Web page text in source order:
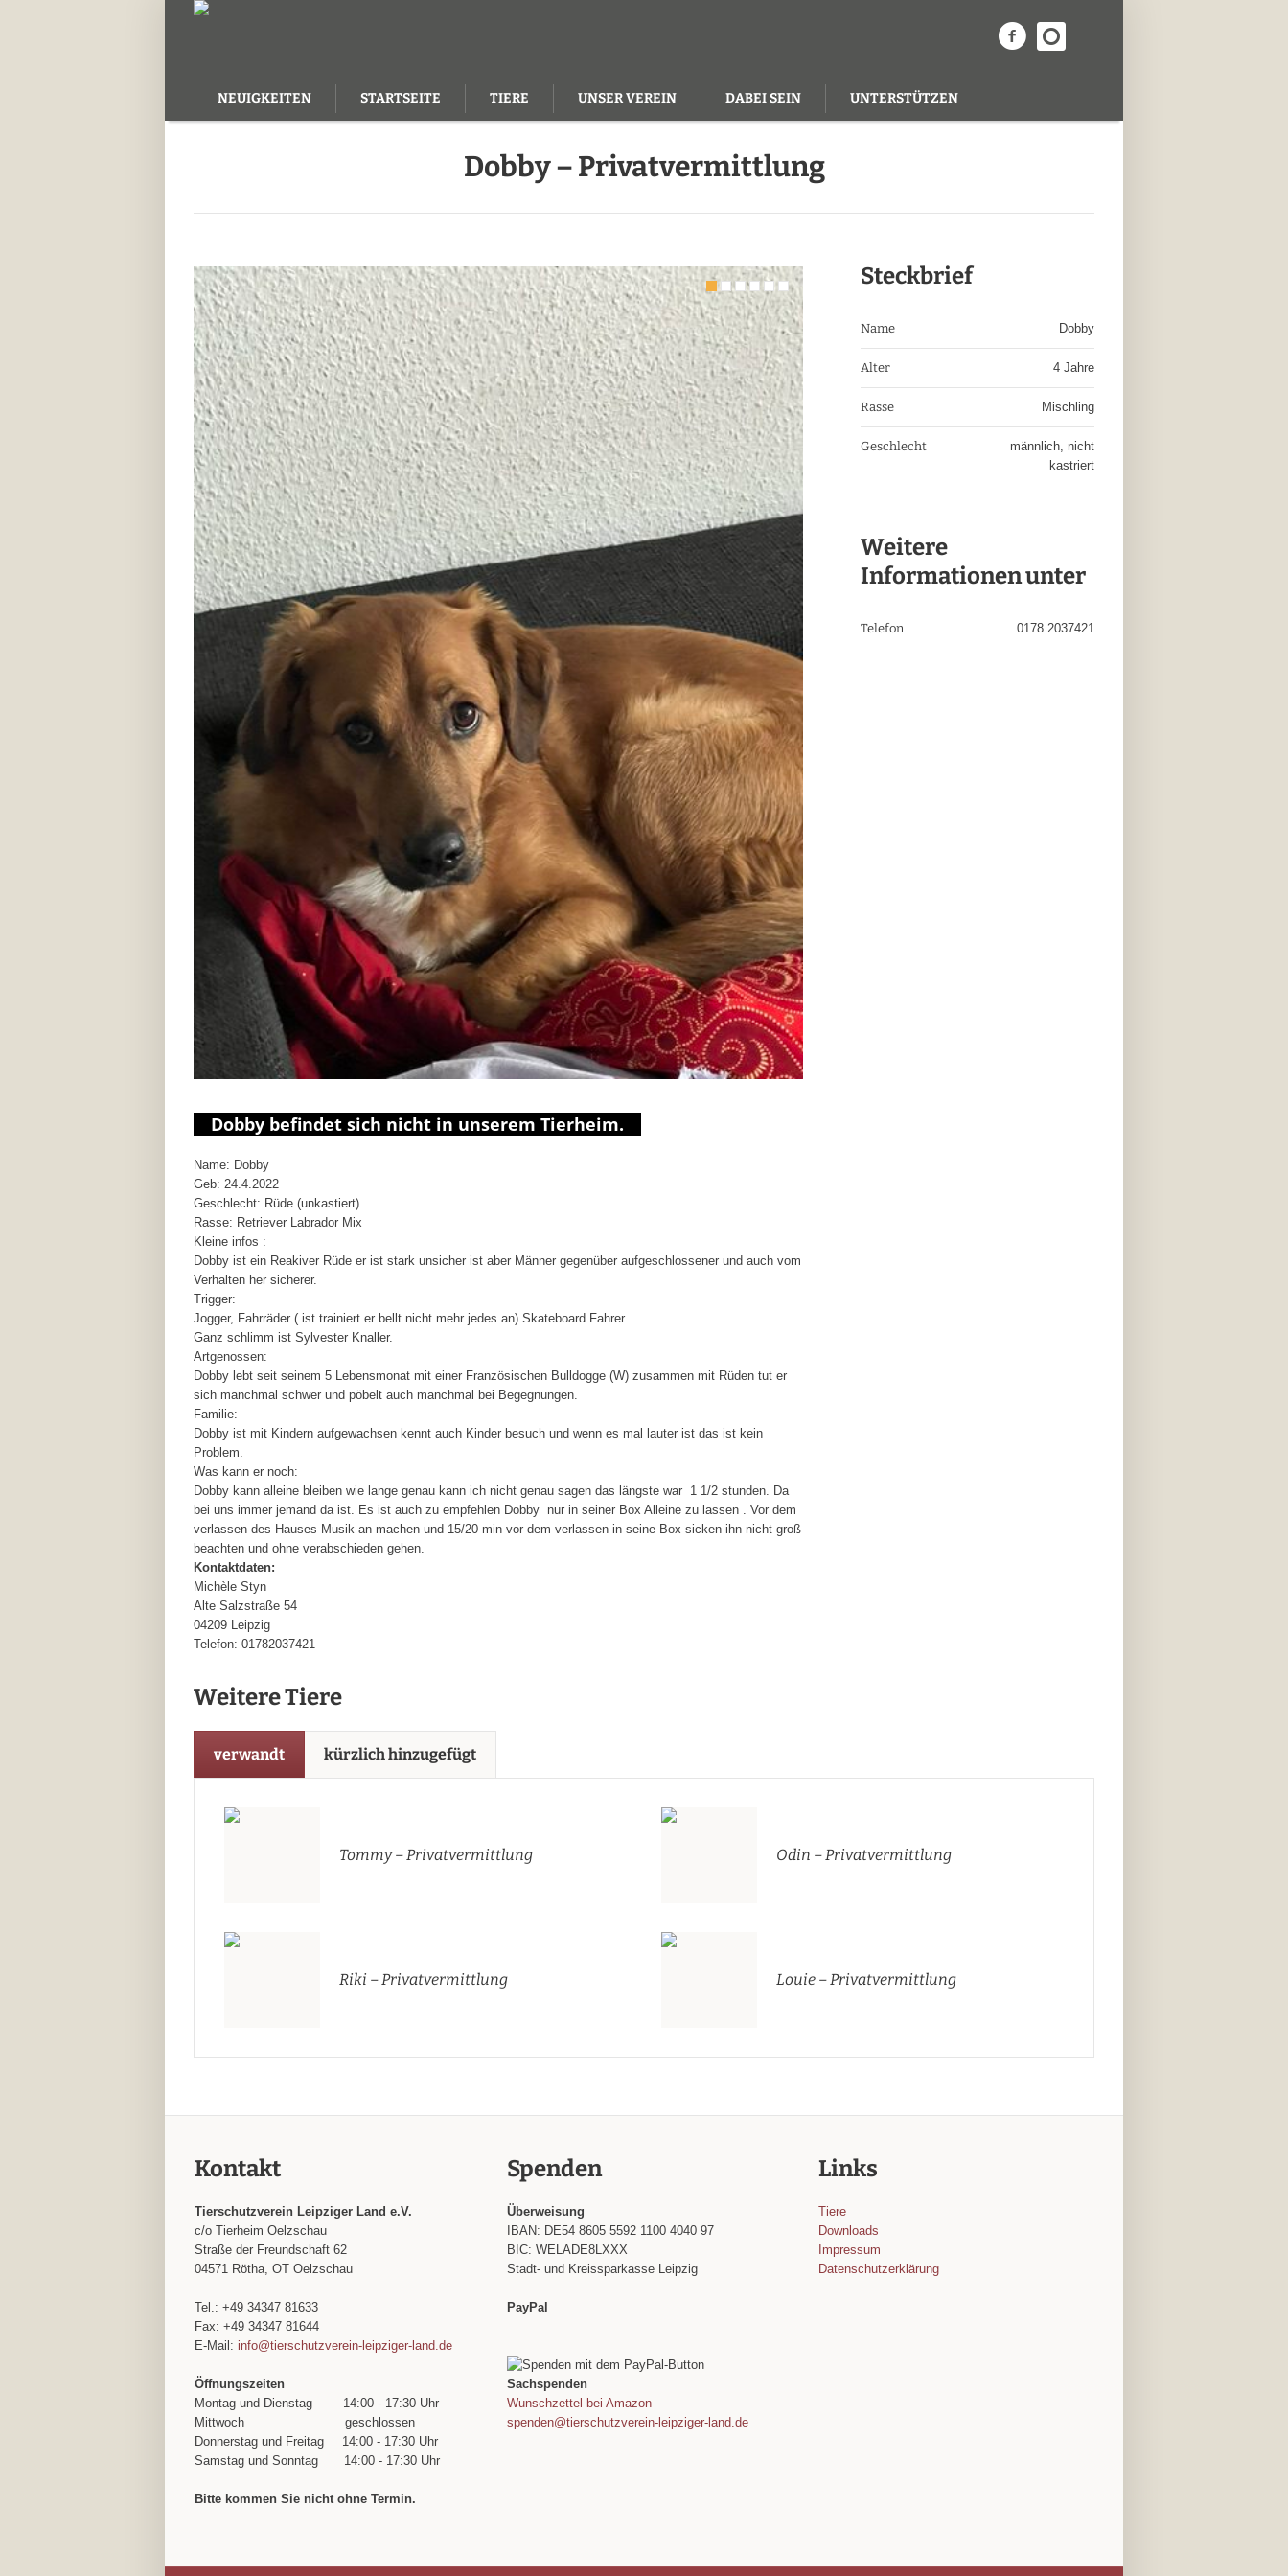
NEUIGKEITEN STARTSEITE TIERE UNSER VEREIN DABEI SEIN UNTERSTÜTZEN
Dobby – Privatvermittlung
Dobby befindet sich nicht in unserem Tierheim.
Name: Dobby
Geb: 24.4.2022
Geschlecht: Rüde (unkastiert)
Rasse: Retriever Labrador Mix
Kleine infos :
Dobby ist ein Reakiver Rüde er ist stark unsicher ist aber Männer gegenüber aufgeschlossener und auch vom
Verhalten her sicherer.
Trigger:
Jogger, Fahrräder ( ist trainiert er bellt nicht mehr jedes an) Skateboard Fahrer.
Ganz schlimm ist Sylvester Knaller.
Artgenossen:
Dobby lebt seit seinem 5 Lebensmonat mit einer Französischen Bulldogge (W) zusammen mit Rüden tut er
sich manchmal schwer und pöbelt auch manchmal bei Begegnungen.
Familie:
Dobby ist mit Kindern aufgewachsen kennt auch Kinder besuch und wenn es mal lauter ist das ist kein
Problem.
Was kann er noch:
Dobby kann alleine bleiben wie lange genau kann ich nicht genau sagen das längste war 1 1/2 stunden. Da
bei uns immer jemand da ist. Es ist auch zu empfehlen Dobby nur in seiner Box Alleine zu lassen . Vor dem
verlassen des Hauses Musik an machen und 15/20 min vor dem verlassen in seine Box sicken ihn nicht groß
beachten und ohne verabschieden gehen.
Kontaktdaten:
Michèle Styn
Alte Salzstraße 54
04209 Leipzig
Telefon: 01782037421
Steckbrief
Name Dobby
Alter 4 Jahre
Rasse Mischling
Geschlecht
männlich, nicht
kastriert
Weitere
Informationen unter
Telefon 0178 2037421
Weitere Tiere
verwandt kürzlich hinzugefügt
Tommy – Privatvermittlung Odin – Privatvermittlung
Riki – Privatvermittlung Louie – Privatvermittlung
Kontakt
Tierschutzverein Leipziger Land e.V.
c/o Tierheim Oelzschau
Straße der Freundschaft 62
04571 Rötha, OT Oelzschau
Tel.: +49 34347 81633
Fax: +49 34347 81644
E-Mail: info@tierschutzverein-leipziger-land.de
Öffnungszeiten
Montag und Dienstag
14:00 - 17:30 Uhr
Mittwoch
geschlossen
Donnerstag und Freitag
14:00 - 17:30 Uhr
Samstag und Sonntag
14:00 - 17:30 Uhr
Bitte kommen Sie nicht ohne Termin.
Spenden
Überweisung
IBAN: DE54 8605 5592 1100 4040 97
BIC: WELADE8LXXX
Stadt- und Kreissparkasse Leipzig
PayPal
Sachspenden
Wunschzettel bei Amazon
spenden@tierschutzverein-leipziger-land.de
Links
Tiere
Downloads
Impressum
Datenschutzerklärung